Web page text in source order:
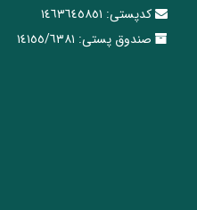
کدپستی: ١٤٦٣٦٤٥٨٥١
صندوق پستی: ١٤١٥٥/٦٣٨١